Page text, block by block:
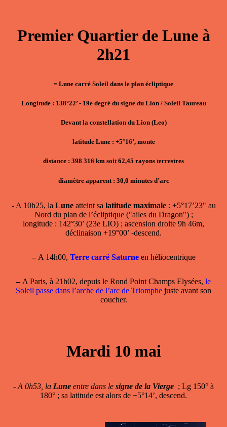
Premier Quartier de Lune à
2h21
= Lune carré Soleil dans le plan écliptique
Longitude : 138°22’ - 19e degré du signe du Lion / Soleil Taureau
Devant la constellation du Lion (Leo)
latitude Lune : +5°16’, monte
distance : 398 316 km soit 62,45 rayons terrestres
diamètre apparent : 30,0 minutes d’arc
- A 10h25, la Luneatteint sa latitude maximale: +5°17’23" au
Nord du plan de l’écliptique ("ailes du Dragon") ;
longitude : 142°30’ (23e LIO) ; ascension droite 9h 46m,
déclinaison +19°00’ -descend.
–A 14h00, Terre carré Saturneen héliocentrique
–A Paris, à 21h02, depuis le Rond Point Champs Elysées, le
Soleil passe dans l’arche de l’arc de Triomphe juste avant son
coucher.
Mardi 10 mai
- A 0h53, la Lune entre dans le signe de la Vierge ; Lg 150° à
180° ; sa latitude est alors de +5°14’, descend.